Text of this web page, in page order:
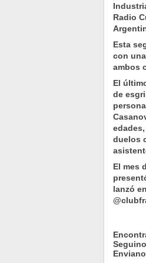
Radio
Esta
con
ambos
El
de
duelos
El mes
lanzó